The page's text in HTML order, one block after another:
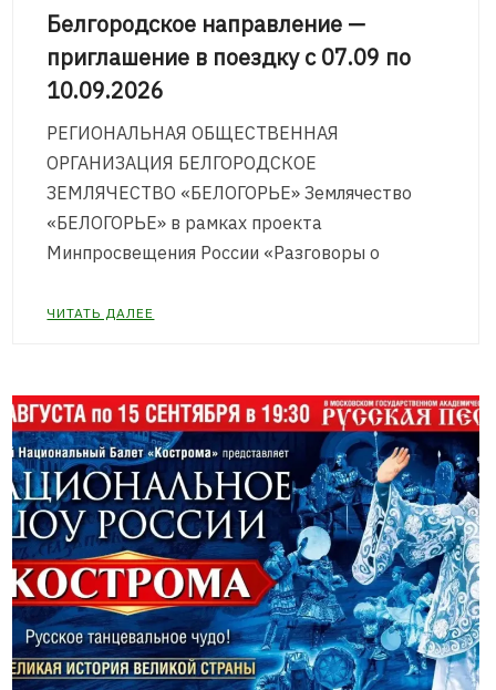
Белгородское направление —
приглашение в поездку с 07.09 по
10.09.2026
РЕГИОНАЛЬНАЯ ОБЩЕСТВЕННАЯ
ОРГАНИЗАЦИЯ БЕЛГОРОДСКОЕ
ЗЕМЛЯЧЕСТВО «БЕЛОГОРЬЕ» Землячество
«БЕЛОГОРЬЕ» в рамках проекта
Минпросвещения России «Разговоры о
ЧИТАТЬ ДАЛЕЕ